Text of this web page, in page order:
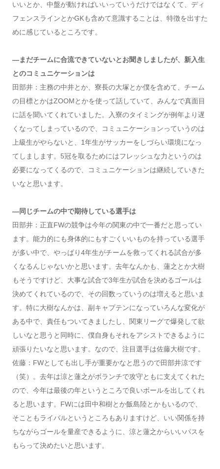
いいとか、中盤が動ければいいっていうだけではなくて、ディ
フェンスラインとかGKも含めて意識することは、特徴を出すた
めに感じているところです。
―まだチームに合流できていないとお聞きしましたが、新入生
とのコミュニケーションは
田部井：主務の中井とか、寮長の大塚とか僕を含めて、チーム
の目標とかはZOOMとかを使って話していて、みんなで真面目
に話を聞いてくれていました。入寮のタイミングが例年より遅
くなってしまっているので、コミュニケーションっていうのは
上級生がやらないと、1年生がサッカーをしづらい環境になっ
てしまします。5冠を取るためにはフレッシュな力というのは
必要になってくるので、コミュニケーションは継続していきた
いなと思います。
―同じチームの中で期待している選手は
田部井：正直FWの競争は今年の関東の中で一番だと思ってい
ます。能力的にも身体的にもすごくいいものを持っている選手
が多い中で、やっぱり4年生がチームを救ってくれる試合が多
くなるんじゃないかと思います。去年なんかも、蓮之とか大樹
もそうですけど、大事な試合で3年生が試合を決めるゴールは
決めてくれているので、その回数っていうのは増えると思いま
す。特に大樹なんかは、副キャプテンになっていろんな変化が
ある中で、責任もついてきましたし、関東リーグで爆発して欲
しいなと思うと同時に、僕自身もそれをアシストできるように
頑張りたいなと思います。なので、注目選手は佐藤大樹です。
佐藤：FWとしても出し手が重要かなと思うので田部井涼です
（笑）。去年は涼と蓮之がボランチで攻守ともに支えてくれた
ので、今年は最後の年というところで良いボールを出してくれ
ると思います。FWには田中和樹とか飯島陸とかもいるので、
そこともライバルというところもありますけど、いい関係を持
ちながらゴールを量産できるように、涼と蓮之からいいパスを
もらって決めたいと思います。